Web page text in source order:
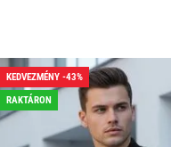
KEDVEZMÉNY -43%
RAKTÁRON